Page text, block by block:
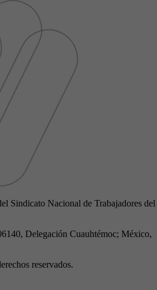
Sindicato Nacional de Trabajadores del
Delegación Cuauhtémoc; México,
reservados.